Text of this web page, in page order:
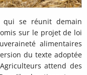
qui se réunit demain
sur le projet de loi
alimentaires
du texte adoptée
attend des